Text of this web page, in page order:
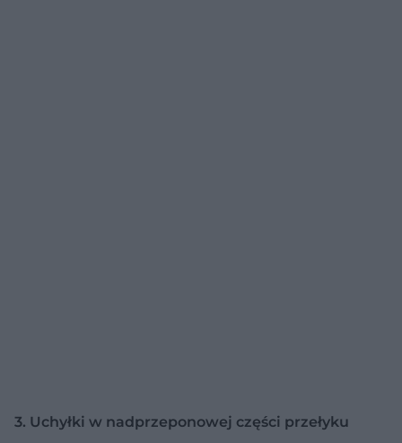
3. Uchyłki w nadprzeponowej części przełyku